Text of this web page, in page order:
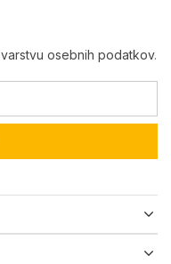
varstvu osebnih podatkov.